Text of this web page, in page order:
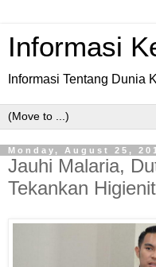
Informasi
Informasi Tentang Dunia
Monday, August 25,
Jauhi Malaria,
Tekankan